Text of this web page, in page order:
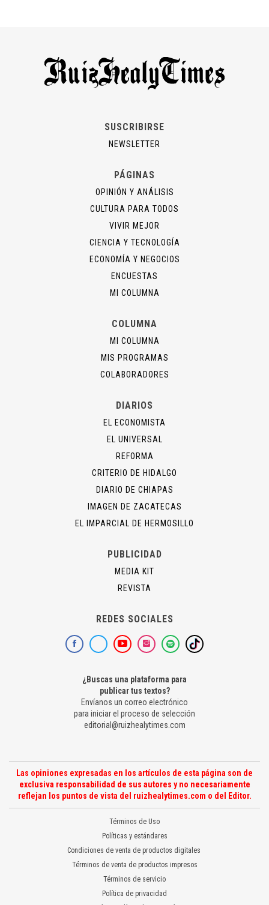
SUSCRIBIRSE
NEWSLETTER
PÁGINAS
OPINIÓN Y ANÁLISIS
CULTURA PARA TODOS
VIVIR MEJOR
CIENCIA Y TECNOLOGÍA
ECONOMÍA Y NEGOCIOS
ENCUESTAS
MI COLUMNA
COLUMNA
MI COLUMNA
MIS PROGRAMAS
COLABORADORES
DIARIOS
EL ECONOMISTA
EL UNIVERSAL
REFORMA
CRITERIO DE HIDALGO
DIARIO DE CHIAPAS
IMAGEN DE ZACATECAS
EL IMPARCIAL DE HERMOSILLO
PUBLICIDAD
MEDIA KIT
REVISTA
REDES SOCIALES
¿Buscas una plataforma para
publicar tus textos?
Envíanos un correo electrónico
para iniciar el proceso de selección
editorial@ruizhealytimes.com
Las opiniones expresadas en los artículos de esta página son de
exclusiva responsabilidad de sus autores y no necesariamente
reflejan los puntos de vista del ruizhealytimes.com o del Editor.
Términos de Uso
Políticas y estándares
Condiciones de venta de productos digitales
Términos de venta de productos impresos
Términos de servicio
Política de privacidad